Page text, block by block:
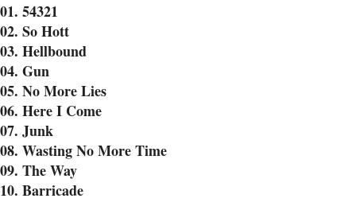
01. 54321
02. So Hott
03. Hellbound
04. Gun
05. No More Lies
06. Here I Come
07. Junk
08. Wasting No More Time
09. The Way
10. Barricade